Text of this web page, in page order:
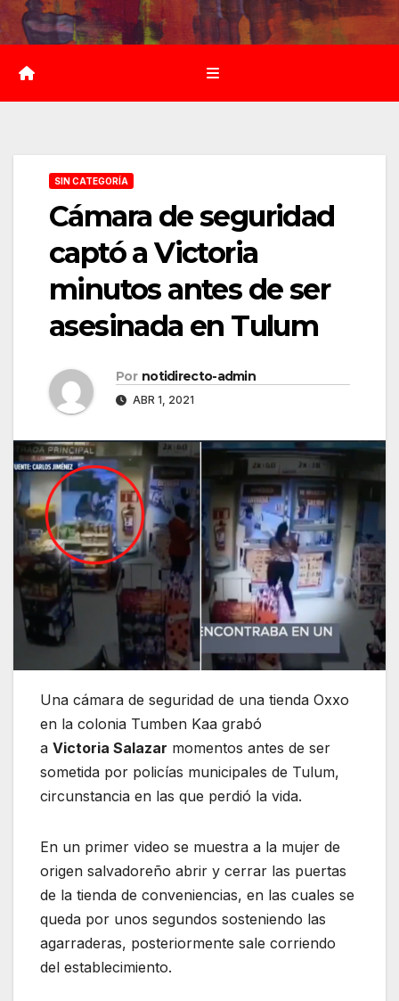
Saltar
al
contenido
SIN CATEGORÍA
Cámara de seguridad
captó a Victoria
minutos antes de ser
asesinada en Tulum
Por notidirecto-admin
ABR 1, 2021
Una cámara de seguridad de una tienda Oxxo
en la colonia Tumben Kaa grabó
a Victoria Salazar momentos antes de ser
sometida por policías municipales de Tulum,
circunstancia en las que perdió la vida.
En un primer video se muestra a la mujer de
origen salvadoreño abrir y cerrar las puertas
de la tienda de conveniencias, en las cuales se
queda por unos segundos sosteniendo las
agarraderas, posteriormente sale corriendo
del establecimiento.